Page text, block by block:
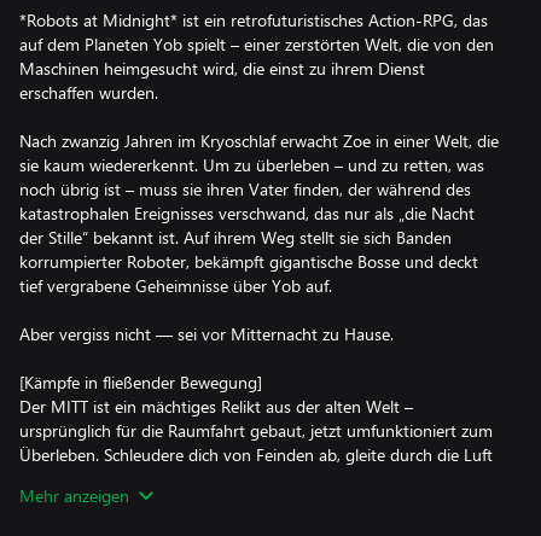
*Robots at Midnight* ist ein retrofuturistisches Action-RPG, das
auf dem Planeten Yob spielt – einer zerstörten Welt, die von den
Maschinen heimgesucht wird, die einst zu ihrem Dienst
erschaffen wurden.
Nach zwanzig Jahren im Kryoschlaf erwacht Zoe in einer Welt, die
sie kaum wiedererkennt. Um zu überleben – und zu retten, was
noch übrig ist – muss sie ihren Vater finden, der während des
katastrophalen Ereignisses verschwand, das nur als „die Nacht
der Stille“ bekannt ist. Auf ihrem Weg stellt sie sich Banden
korrumpierter Roboter, bekämpft gigantische Bosse und deckt
tief vergrabene Geheimnisse über Yob auf.
Aber vergiss nicht — sei vor Mitternacht zu Hause.
[Kämpfe in fließender Bewegung]
Der MITT ist ein mächtiges Relikt aus der alten Welt –
ursprünglich für die Raumfahrt gebaut, jetzt umfunktioniert zum
Überleben. Schleudere dich von Feinden ab, gleite durch die Luft
Combat, der dich stets in Bewegung hält. Ob im Kampf oder
Mehr anzeigen